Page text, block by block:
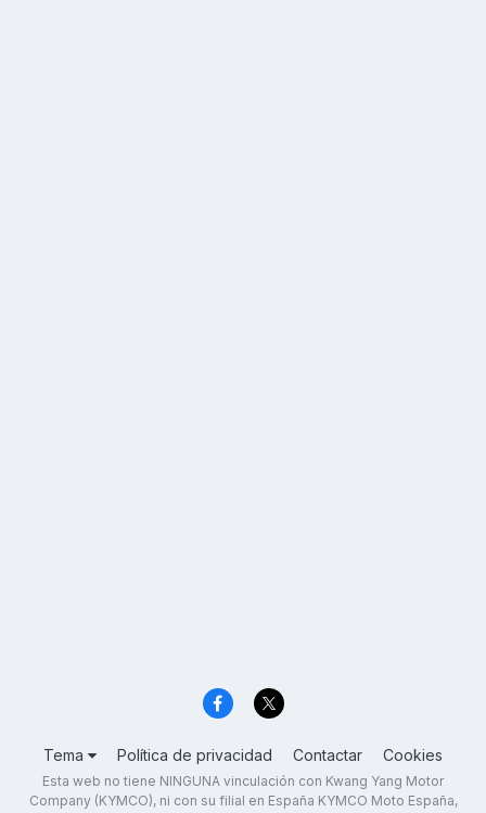
Tema Política de privacidad Contactar Cookies
Esta web no tiene NINGUNA vinculación con Kwang Yang Motor
Company (KYMCO), ni con su filial en España KYMCO Moto España,